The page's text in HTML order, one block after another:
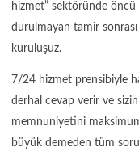
hizmet” sektöründe
durulmayan tamir
kuruluşuz.
7/24 hizmet prensibiyle
derhal cevap verir ve
memnuniyetini
büyük demeden tüm